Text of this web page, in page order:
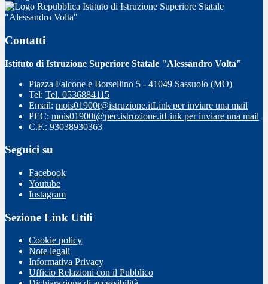
Istituto di Istruzione Superiore Statale
"Alessandro Volta"
Contatti
Istituto di Istruzione Superiore Statale "Alessandro Volta"
Piazza Falcone e Borsellino 5 - 41049 Sassuolo (MO)
Tel: Tel. 0536884115
Email: mois01900t@istruzione.itLink per inviare una mail
PEC: mois01900t@pec.istruzione.itLink per inviare una mail
C.F.: 93038930363
Seguici su
Facebook
Youtube
Instagram
Sezione Link Utili
Cookie policy
Note legali
Informativa Privacy
Ufficio Relazioni con il Pubblico